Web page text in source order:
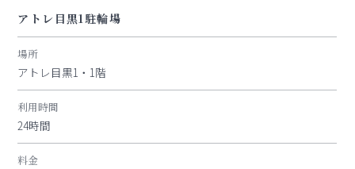
アトレ目黒1駐輪場
場所
アトレ目黒1・1階
利用時間
24時間
料金